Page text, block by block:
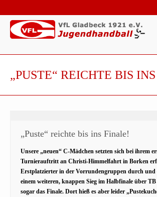
„PUSTE“ REICHTE BIS
„Puste“ reichte bis ins Finale!
Unsere „neuen“ C-Mädchen setzten sich bei ihrem
Turnierauftritt an Christi-Himmelfahrt in Borken
Erstplatzierter in der Vorrundengruppen durch und
einem weiteren, knappen Sieg im Halbfinale über
sogar das Finale. Dort hieß es aber leider